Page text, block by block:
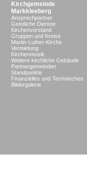
Kirchgemeinde
Markkleeberg
Ansprechpartner
Geistliche Dienste
Kirchenvorstand
Gruppen und Kreise
Martin-Luther-Kirche
Vermietung
Kirchenmusik
Weitere kirchliche Gebäude
Partnergemeinden
Standpunkte
Finanzielles und Technisches
Bildergalerie